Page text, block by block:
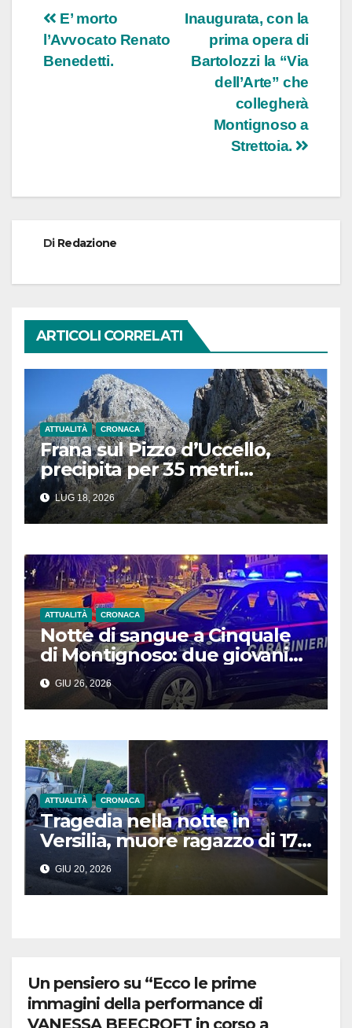
Navigazione
articoli
Inaugurata, con la
prima opera di
Bartolozzi la “Via
dell’Arte” che
collegherà
Montignoso a
Strettoia.
E’ morto
l’Avvocato Renato
Benedetti.
Di Redazione
ARTICOLI CORRELATI
ATTUALITÀ CRONACA
Frana sul Pizzo d’Uccello,
precipita per 35 metri
durante un’arrampicata:
soccorsi in azione
LUG 18, 2026
ATTUALITÀ CRONACA
Notte di sangue a Cinquale
di Montignoso: due giovani
feriti da colpi d’arma da
fuoco in due situazioni
differenti
GIU 26, 2026
ATTUALITÀ CRONACA
Tragedia nella notte in
Versilia, muore ragazzo di 17
anni. Il conducente del Suv
scappa
GIU 20, 2026
Un pensiero su “Ecco le prime
immagini della performance di
VANESSA BEECROFT in corso a